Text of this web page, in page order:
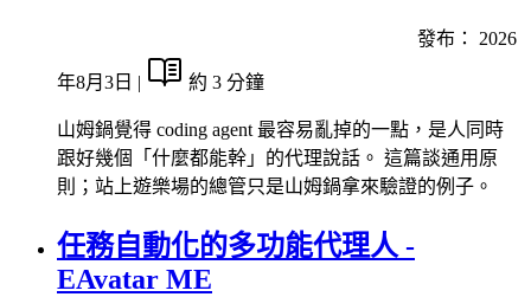
發布： 2026
年8月3日 | 約 3 分鐘
山姆鍋覺得 coding agent 最容易亂掉的一點，是人同時
跟好幾個「什麼都能幹」的代理說話。 這篇談通用原
則；站上遊樂場的總管只是山姆鍋拿來驗證的例子。
任務自動化的多功能代理人 -
EAvatar ME